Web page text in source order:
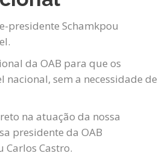
presidente Schamkpou
da OAB para que os
sem a necessidade de
na atuação da nossa
presidente da OAB
Carlos Castro.